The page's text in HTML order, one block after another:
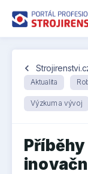
chevron_left
Aktualita
Výzkum a vývoj